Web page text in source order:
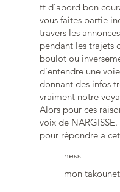
tt d’abord bon
vous faites partie
travers les
pendant les trajets
boulot ou
d’entendre une
donnant des infos
vraiment notre
Alors pour ces
voix de
pour répondre a
ness
mon